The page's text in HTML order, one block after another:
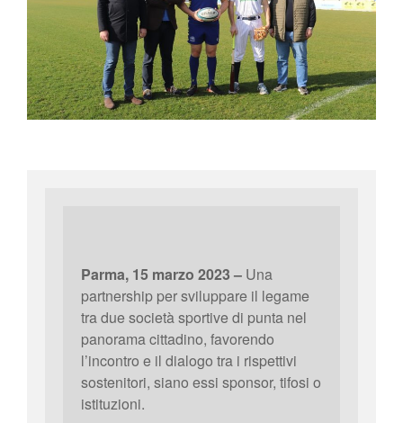
Parma, 15 marzo 2023 – Una
partnership per sviluppare il legame
tra due società sportive di punta nel
panorama cittadino, favorendo
l’incontro e il dialogo tra i rispettivi
sostenitori, siano essi sponsor, tifosi o
istituzioni.